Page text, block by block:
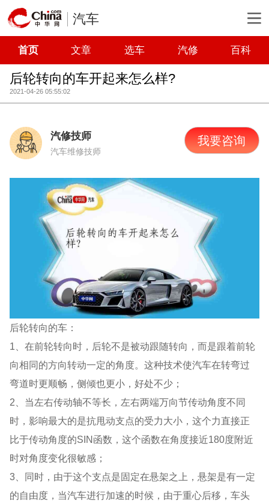
汽车
首页 文章 选车 汽修 百科
后轮转向的车开起来怎么样?
2021-04-26 05:55:02
汽修技师
汽车维修技师
我要咨询
后轮转向的车：
1、在前轮转向时，后轮不是被动跟随转向，而是跟着前轮
向相同的方向转动一定的角度。这种技术使汽车在转弯过
弯道时更顺畅，侧倾也更小，好处不少；
2、当左右传动轴不等长，左右两端万向节传动角度不同
时，影响最大的是抗甩动支点的受力大小，这个力直接正
比于传动角度的SIN函数，这个函数在角度接近180度附近
时对角度变化很敏感；
3、同时，由于这个支点是固定在悬架之上，悬架是有一定
的自由度，当汽车进行加速的时候，由于重心后移，车头